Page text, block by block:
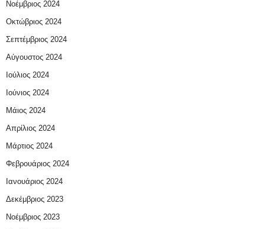
Νοέμβριος 2024
Οκτώβριος 2024
Σεπτέμβριος 2024
Αύγουστος 2024
Ιούλιος 2024
Ιούνιος 2024
Μάιος 2024
Απρίλιος 2024
Μάρτιος 2024
Φεβρουάριος 2024
Ιανουάριος 2024
Δεκέμβριος 2023
Νοέμβριος 2023